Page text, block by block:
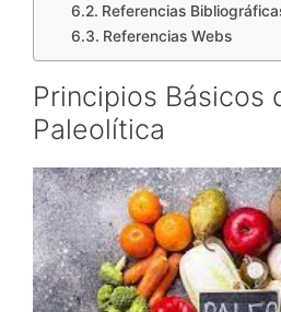
Referencias
Referencias Webs
Principios Básicos
Paleolítica